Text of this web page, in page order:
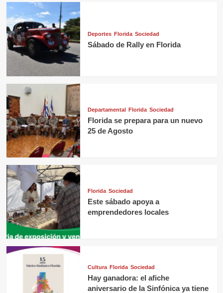
Deportes Florida Sociedad
Sábado de Rally en Florida
Departamental Florida Sociedad
Florida se prepara para un nuevo
25 de Agosto
Florida Sociedad
Este sábado apoya a
emprendedores locales
Cultura Florida Sociedad
Hay ganadora: el afiche
aniversario de la Sinfónica ya tiene